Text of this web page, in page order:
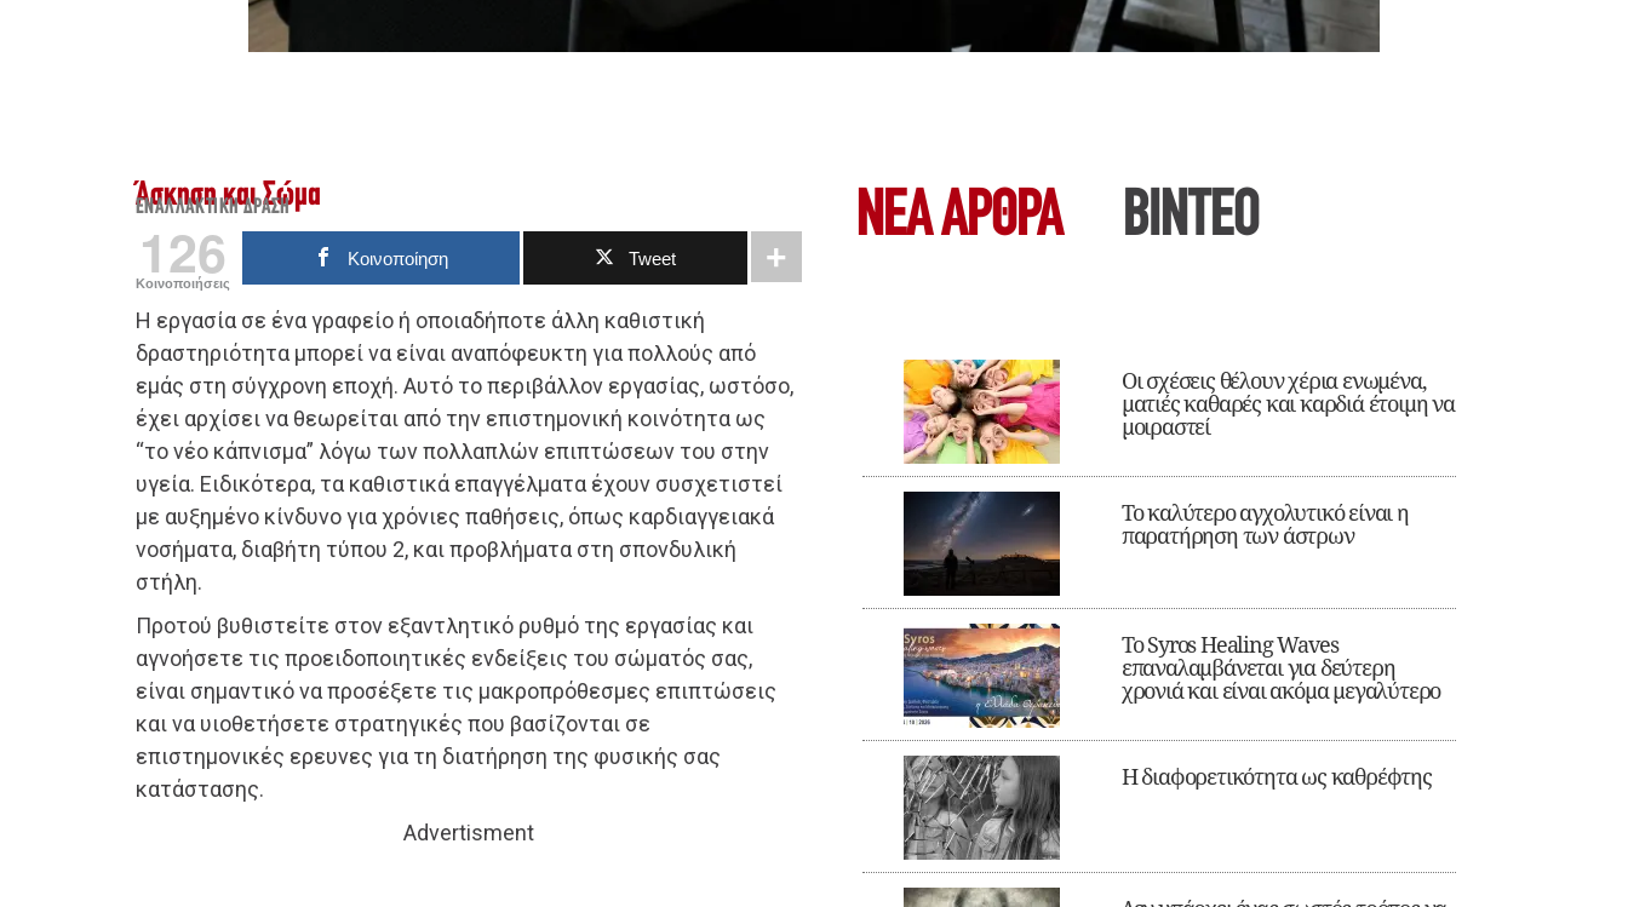
Άσκηση και Σώμα
ΕΝΑΛΛΑΚΤΙΚΉ ΔΡΆΣΗ
126
Κοινοποιήσεις
Κοινοποίηση Tweet
Η εργασία σε ένα γραφείο ή οποιαδήποτε άλλη καθιστική
δραστηριότητα μπορεί να είναι αναπόφευκτη για πολλούς από
εμάς στη σύγχρονη εποχή. Αυτό το περιβάλλον εργασίας, ωστόσο,
έχει αρχίσει να θεωρείται από την επιστημονική κοινότητα ως
“το νέο κάπνισμα” λόγω των πολλαπλών επιπτώσεων του στην
υγεία. Ειδικότερα, τα καθιστικά επαγγέλματα έχουν συσχετιστεί
με αυξημένο κίνδυνο για χρόνιες παθήσεις, όπως καρδιαγγειακά
νοσήματα, διαβήτη τύπου 2, και προβλήματα στη σπονδυλική
στήλη.
Προτού βυθιστείτε στον εξαντλητικό ρυθμό της εργασίας και
αγνοήσετε τις προειδοποιητικές ενδείξεις του σώματός σας,
είναι σημαντικό να προσέξετε τις μακροπρόθεσμες επιπτώσεις
και να υιοθετήσετε στρατηγικές που βασίζονται σε
επιστημονικές ερευνες για τη διατήρηση της φυσικής σας
κατάστασης.
Advertisment
ΝΕΑ ΆΡΘΡΑ ΒΙΝΤΕΟ
Οι σχέσεις θέλουν χέρια ενωμένα,
ματιές καθαρές και καρδιά έτοιμη να
μοιραστεί
Το καλύτερο αγχολυτικό είναι η
παρατήρηση των άστρων
Το Syros Healing Waves
επαναλαμβάνεται για δεύτερη
χρονιά και είναι ακόμα μεγαλύτερο
Η διαφορετικότητα ως καθρέφτης